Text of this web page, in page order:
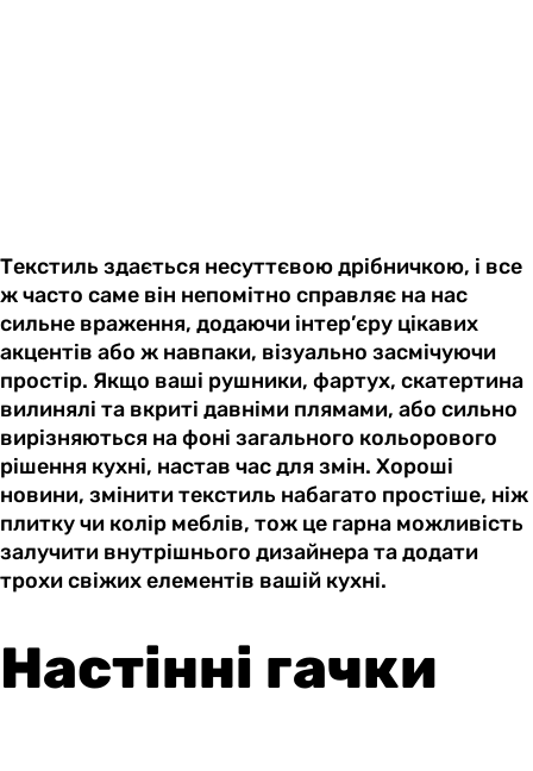
Текстиль здається несуттєвою дрібничкою, і все
ж часто саме він непомітно справляє на нас
сильне враження, додаючи інтер’єру цікавих
акцентів або ж навпаки, візуально засмічуючи
простір. Якщо ваші рушники, фартух, скатертина
вилинялі та вкриті давніми плямами, або сильно
вирізняються на фоні загального кольорового
рішення кухні, настав час для змін. Хороші
новини, змінити текстиль набагато простіше, ніж
плитку чи колір меблів, тож це гарна можливість
залучити внутрішнього дизайнера та додати
трохи свіжих елементів вашій кухні.
Настінні гачки